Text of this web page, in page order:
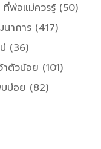
ที่พ่อแม่ควรรู้(50)
าการ(417)
(36)
าตัวน้อย (101)
บบ่อย (82)